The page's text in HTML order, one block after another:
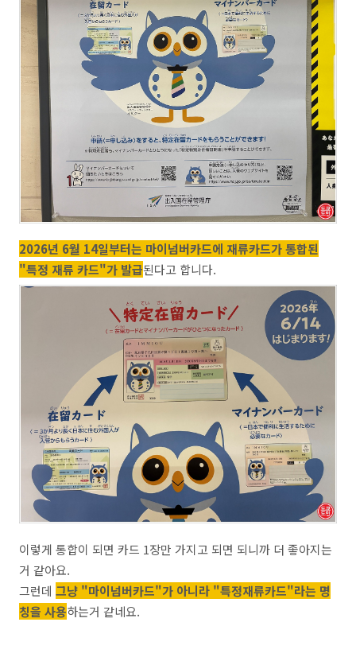
2026년 6월 14일부터는 마이넘버카드에 재류카드가 통합된
"특정 재류 카드"가 발급된다고 합니다.
이렇게 통합이 되면 카드 1장만 가지고 되면 되니까 더 좋아지는
거 같아요.
그런데 그냥 "마이넘버카드"가 아니라 "특정재류카드"라는 명
칭을 사용하는거 같네요.